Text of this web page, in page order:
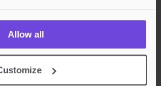
Allow all